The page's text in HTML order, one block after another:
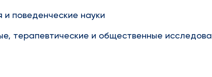
и поведенческие науки
терапевтические и общественные